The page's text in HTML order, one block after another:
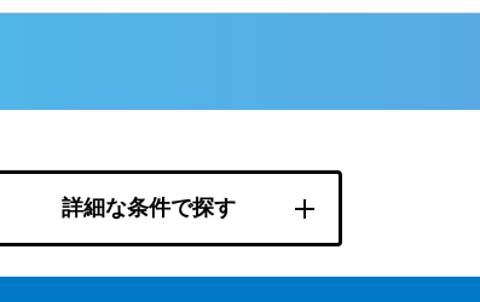
詳細な条件で探す